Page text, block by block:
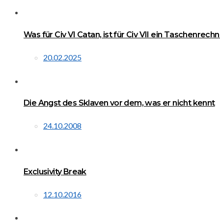
Was für Civ VI Catan, ist für Civ VII ein
20.02.2025
Die Angst des Sklaven vor dem, was er nicht kennt
24.10.2008
Exclusivity Break
12.10.2016